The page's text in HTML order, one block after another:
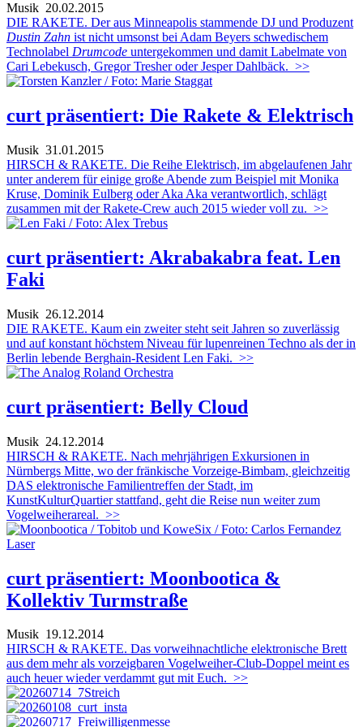
Musik 20.02.2015
DIE RAKETE. Der aus Minneapolis stammende DJ und Produzent
Dustin Zahn ist nicht umsonst bei Adam Beyers schwedischem
Technolabel Drumcode untergekommen und damit Labelmate von
Cari Lebekusch, Gregor Tresher oder Jesper Dahlbäck. >>
curt präsentiert: Die Rakete & Elektrisch
Musik 31.01.2015
HIRSCH & RAKETE. Die Reihe Elektrisch, im abgelaufenen Jahr
unter anderem für einige große Abende zum Beispiel mit Monika
Kruse, Dominik Eulberg oder Aka Aka verantwortlich, schlägt
zusammen mit der Rakete-Crew auch 2015 wieder voll zu. >>
curt präsentiert: Akrabakabra feat. Len
Faki
Musik 26.12.2014
DIE RAKETE. Kaum ein zweiter steht seit Jahren so zuverlässig
und auf konstant höchstem Niveau für lupenreinen Techno als der in
Berlin lebende Berghain-Resident Len Faki. >>
curt präsentiert: Belly Cloud
Musik 24.12.2014
HIRSCH & RAKETE. Nach mehrjährigen Exkursionen in
Nürnbergs Mitte, wo der fränkische Vorzeige-Bimbam, gleichzeitig
DAS elektronische Familientreffen der Stadt, im
KunstKulturQuartier stattfand, geht die Reise nun weiter zum
Vogelweiherareal. >>
curt präsentiert: Moonbootica &
Kollektiv Turmstraße
Musik 19.12.2014
HIRSCH & RAKETE. Das vorweihnachtliche elektronische Brett
aus dem mehr als vorzeigbaren Vogelweiher-Club-Doppel meint es
auch heuer wieder verdammt gut mit Euch. >>